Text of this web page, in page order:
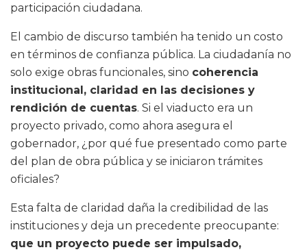
participación ciudadana.
El cambio de discurso también ha tenido un costo
en términos de confianza pública. La ciudadanía no
solo exige obras funcionales, sino coherencia
institucional, claridad en las decisiones y
rendición de cuentas. Si el viaducto era un
proyecto privado, como ahora asegura el
gobernador, ¿por qué fue presentado como parte
del plan de obra pública y se iniciaron trámites
oficiales?
Esta falta de claridad daña la credibilidad de las
instituciones y deja un precedente preocupante:
que un proyecto puede ser impulsado,